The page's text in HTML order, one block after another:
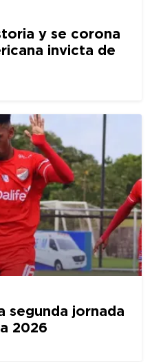
y se corona
invicta de
segunda jornada
2026